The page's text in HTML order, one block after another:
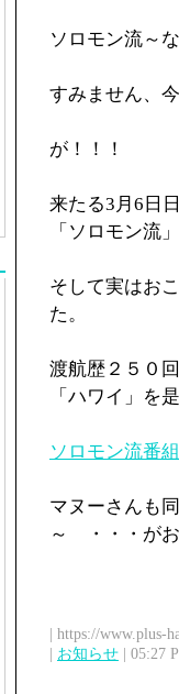
ソロモン流～
すみません、
が！！！
来たる3月6日
「ソロモン流
そして実はお
た。
渡航歴２５０
「ハワイ」を
ソロモン流番
マヌーさんも
～ ・・・がお
| https://www.plus-
| お知らせ | 05:27